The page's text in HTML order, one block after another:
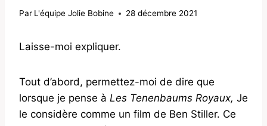
Par L'équipe Jolie Bobine 28 décembre 2021
Laisse-moi expliquer.
Tout d’abord, permettez-moi de dire que
lorsque je pense à Les Tenenbaums Royaux, Je
le considère comme un film de Ben Stiller. Ce